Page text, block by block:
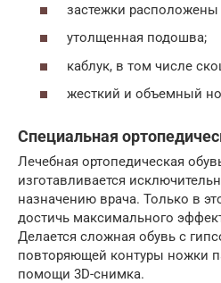
застежки расположены
утолщенная подошва;
каблук, в том числе
жесткий и объемный
Специальная
Лечебная ортопедическая
изготавливается
назначению врача. Только в
достичь максимального
Делается сложная обувь с
повторяющей контуры ножки
помощи 3D-снимка.